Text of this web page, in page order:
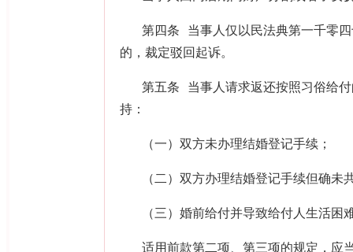
第四条 当事人仅以民法典第一千零
的，裁定驳回起诉。
第五条 当事人请求返还按照习俗给
持：
（一）双方未办理结婚登记手续；
（二）双方办理结婚登记手续但确未
（三）婚前给付并导致给付人生活困
适用前款第二项、第三项的规定，应